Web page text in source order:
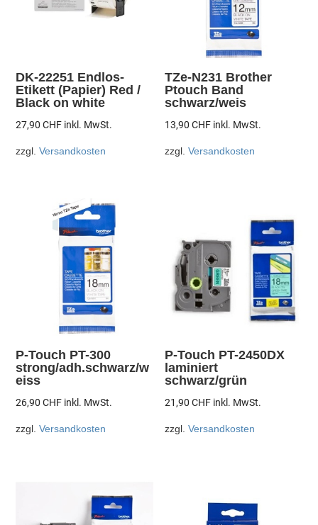
DK-22251 Endlos-
Etikett (Papier) Red /
Black on white
27,90CHF inkl. MwSt.
zzgl.Versandkosten
TZe-N231 Brother
Ptouch Band
schwarz/weis
13,90CHF inkl. MwSt.
zzgl.Versandkosten
P-Touch PT-300
strong/adh.schwarz/w
eiss
26,90CHF inkl. MwSt.
zzgl.Versandkosten
P-Touch PT-2450DX
laminiert
schwarz/grün
21,90CHF inkl. MwSt.
zzgl.Versandkosten